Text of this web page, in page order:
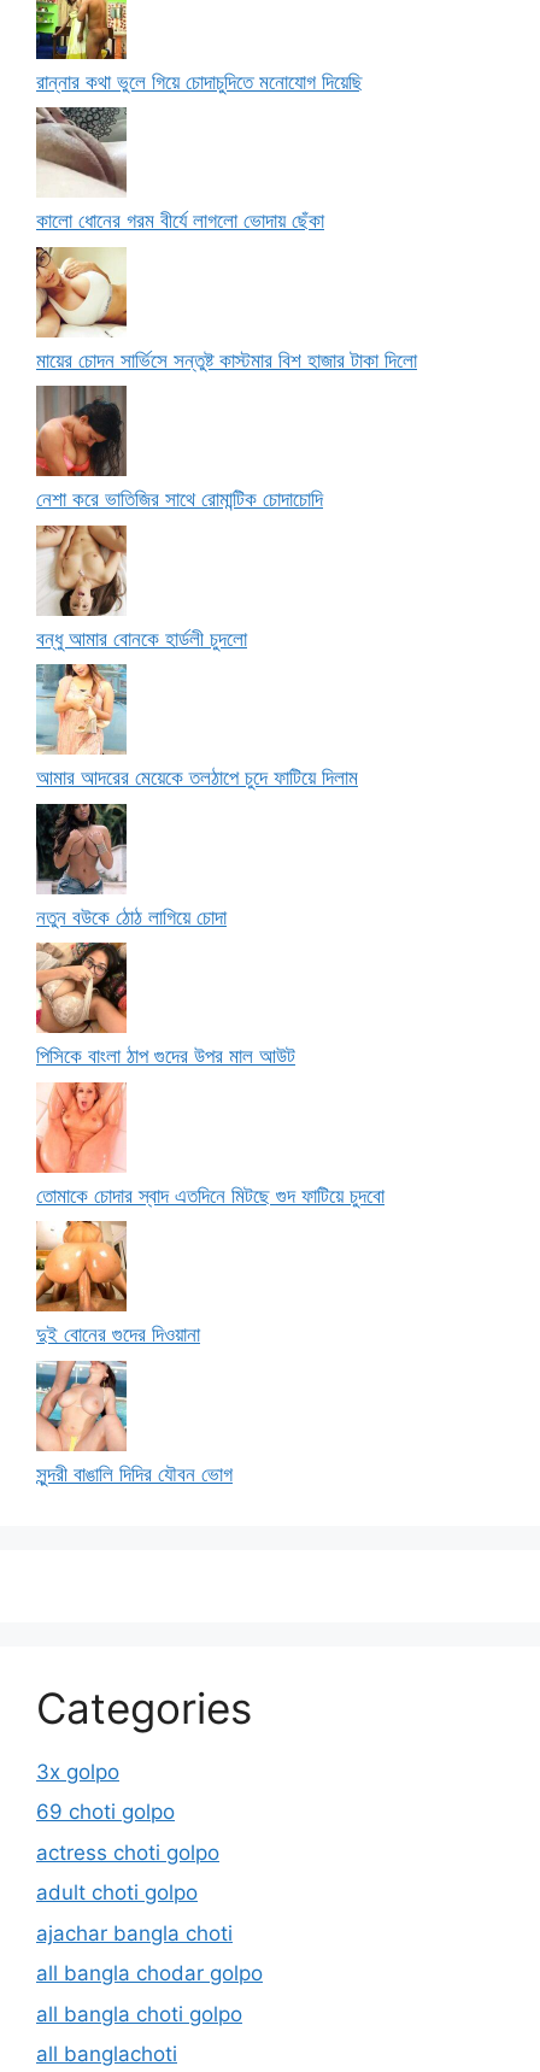
রান্নার কথা ভুলে গিয়ে চোদাচুদিতে মনোযোগ দিয়েছি
কালো ধোনের গরম বীর্যে লাগলো ভোদায় ছেঁকা
মায়ের চোদন সার্ভিসে সন্তুষ্ট কাস্টমার বিশ হাজার টাকা দিলো
নেশা করে ভাতিজির সাথে রোমান্টিক চোদাচোদি
বন্ধু আমার বোনকে হার্ডলী চুদলো
আমার আদরের মেয়েকে তলঠাপে চুদে ফাটিয়ে দিলাম
নতুন বউকে ঠোঠ লাগিয়ে চোদা
পিসিকে বাংলা ঠাপ গুদের উপর মাল আউট
তোমাকে চোদার স্বাদ এতদিনে মিটছে গুদ ফাটিয়ে চুদবো
দুই বোনের গুদের দিওয়ানা
সুন্দরী বাঙালি দিদির যৌবন ভোগ
Categories
3x golpo
69 choti golpo
actress choti golpo
adult choti golpo
ajachar bangla choti
all bangla chodar golpo
all bangla choti golpo
all banglachoti